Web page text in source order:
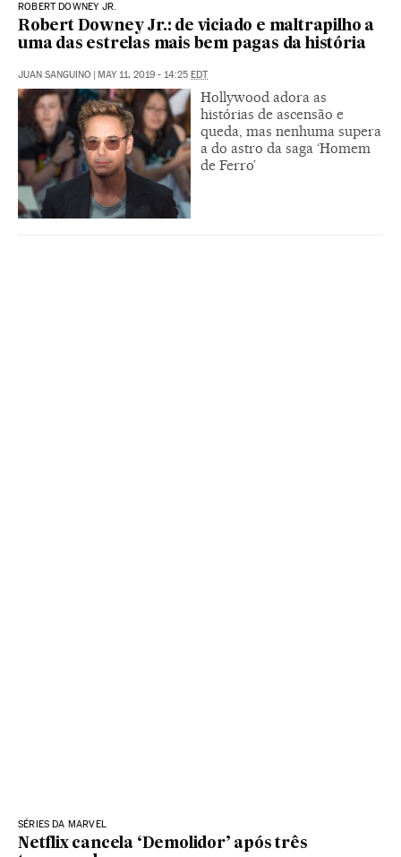
ROBERT DOWNEY JR.
Robert Downey Jr.: de viciado e maltrapilho a
uma das estrelas mais bem pagas da história
JUAN SANGUINO MAY 11, 2019 - 14:25 EDT
Hollywood adora as
histórias de ascensão e
queda, mas nenhuma supera
a do astro da saga ‘Homem
de Ferro’
SÉRIES DA MARVEL
Netflix cancela ‘Demolidor’ após três